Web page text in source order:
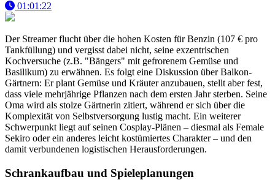
01:01:22
Der Streamer flucht über die hohen Kosten für Benzin (107 € pro
Tankfüllung) und vergisst dabei nicht, seine exzentrischen
Kochversuche (z.B. "Bängers" mit gefrorenem Gemüse und
Basilikum) zu erwähnen. Es folgt eine Diskussion über Balkon-
Gärtnern: Er plant Gemüse und Kräuter anzubauen, stellt aber fest,
dass viele mehrjährige Pflanzen nach dem ersten Jahr sterben. Seine
Oma wird als stolze Gärtnerin zitiert, während er sich über die
Komplexität von Selbstversorgung lustig macht. Ein weiterer
Schwerpunkt liegt auf seinen Cosplay-Plänen – diesmal als Female
Sekiro oder ein anderes leicht kostümiertes Charakter – und den
damit verbundenen logistischen Herausforderungen.
Schrankaufbau und Spieleplanungen